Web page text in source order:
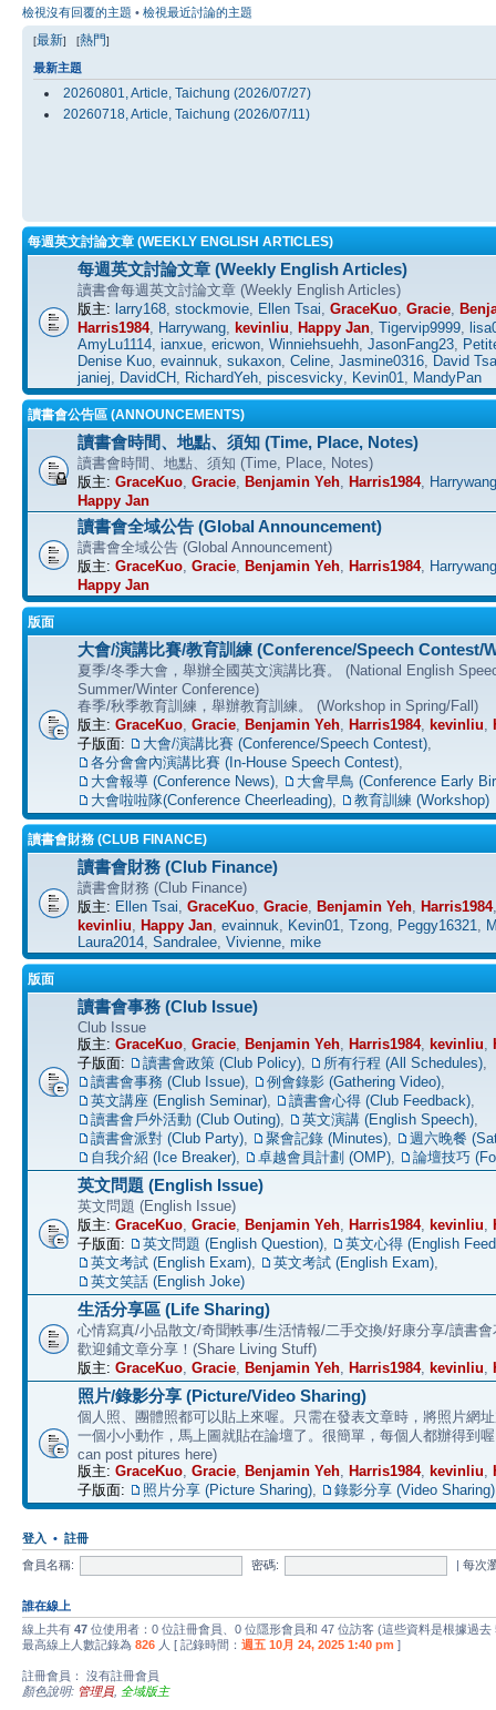
檢視沒有回覆的主題 • 檢視最近討論的主題
[最新] [熱門]
最新主題
20260801, Article, Taichung (2026/07/27)
20260718, Article, Taichung (2026/07/11)
每週英文討論文章 (WEEKLY ENGLISH ARTICLES)
每週英文討論文章 (Weekly English Articles)
讀書會每週英文討論文章 (Weekly English Articles)
版主: larry168 stockmovie Ellen Tsai GraceKuo Gracie
Harris1984, Harrywang kevinliu Happy Jan Tigervip9999
AmyLu1114 ianxue ericwon Winniehsuehh JasonFang23
Denise Kuo evainnuk sukaxon Celine Jasmine0316 David
janiej
DavidCH RichardYeh piscesvicky Kevin01 MandyPan
讀書會公告區 (ANNOUNCEMENTS)
讀書會時間、地點、須知 (Time, Place, Notes)
讀書會時間、地點、須知 (Time, Place, Notes)
版主: GraceKuo Gracie Benjamin Yeh Harris1984, Harrywang
Happy Jan
讀書會全域公告 (Global Announcement)
讀書會全域公告 (Global Announcement)
版主: GraceKuo Gracie Benjamin Yeh Harris1984, Harrywang
Happy Jan
版面
大會/演講比賽/教育訓練 (Conference/Speech Contest/
夏季/冬季大會，舉辦全國英文演講比賽。 (National English
Summer/Winter Conference)
春季/秋季教育訓練，舉辦教育訓練。 (Workshop in Spring/Fall)
版主: GraceKuo Gracie Benjamin Yeh Harris1984, kevinliu
子版面:
大會/演講比賽 (Conference/Speech Contest)
各分會會內演講比賽 (In-House Speech Contest)
大會報導 (Conference News)
大會早鳥 (Conference Early
大會啦啦隊(Conference Cheerleading)
教育訓練 (Workshop)
讀書會財務 (CLUB FINANCE)
讀書會財務 (Club Finance)
讀書會財務 (Club Finance)
版主: Ellen Tsai GraceKuo Gracie Benjamin Yeh Harris1984
kevinliu Happy Jan evainnuk Kevin01 Tzong Peggy16321
Laura2014 Sandralee Vivienne mike
版面
讀書會事務 (Club Issue)
Club Issue
版主: GraceKuo Gracie Benjamin Yeh Harris1984, kevinliu
子版面:
讀書會政策 (Club Policy) 所有行程 (All Schedules)
讀書會事務 (Club Issue)
例會錄影 (Gathering Video)
英文講座 (English Seminar)
讀書會心得 (Club Feedback)
讀書會戶外活動 (Club Outing)
英文演講 (English Speech)
讀書會派對 (Club Party)
聚會記錄 (Minutes)
週六晚餐
自我介紹 (Ice Breaker)
卓越會員計劃 (OMP) 論壇技巧
英文問題 (English Issue)
英文問題 (English Issue)
版主: GraceKuo Gracie Benjamin Yeh Harris1984, kevinliu
子版面:
英文問題 (English Question)
英文心得 (English
英文考試 (English Exam)
英文考試 (English Exam)
英文笑話 (English Joke)
生活分享區 (Life Sharing)
心情寫真/小品散文/奇聞軼事/生活情報/二手交換/好康分享/讀書
歡迎鋪文章分享！(Share Living Stuff)
版主: GraceKuo Gracie Benjamin Yeh Harris1984, kevinliu
照片/錄影分享 (Picture/Video Sharing)
個人照、團體照都可以貼上來喔。只需在發表文章時，將照片網
一個小小動作，馬上圖就貼在論壇了。很簡單，每個人都辦得到
can post pitures here)
版主: GraceKuo Gracie Benjamin Yeh Harris1984, kevinliu
子版面:
照片分享 (Picture Sharing) 錄影分享 (Video Sharing)
登入 • 註冊
會員名稱: 密碼: | 每次
誰在線上
線上共有 47 位使用者：0 位註冊會員、0 位隱形會員和 47 位訪客 (這些資料是根據過
最高線上人數記錄為 826 人 [ 記錄時間： 週五 10月 24, 2025 1:40 pm ]
註冊會員： 沒有註冊會員
顏色說明: 管理員, 全域版主